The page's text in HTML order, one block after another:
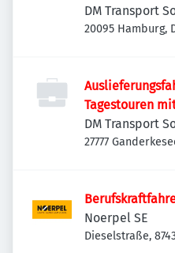
DM Transport
20095 Hamburg,
Tagestouren
DM Transport
27777
Noerpel SE
Dieselstraße,